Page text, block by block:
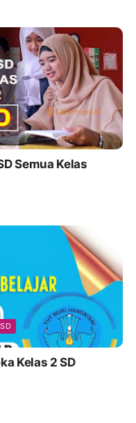
Semua Kelas
Kelas 2 SD